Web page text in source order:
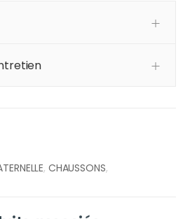
, CHAUSSONS,